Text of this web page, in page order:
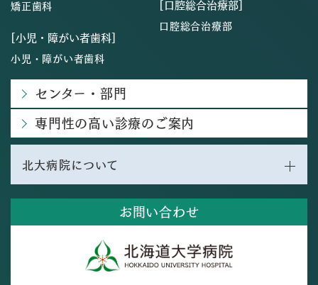
お問い合わせ
矯正歯科
[小児・障がい者歯科]
小児・障がい者歯科
[口腔総合治療部]
口腔総合治療部
センター・部門
専門性の高い診療のご案内
北大病院について